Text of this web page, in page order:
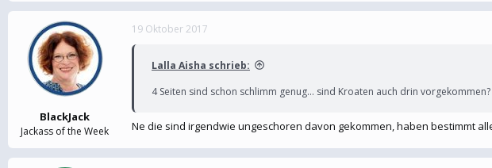
BlackJack
Jackass of the Week
19 Oktober 2017
Lalla Aisha schrieb:
4 Seiten sind schon schlimm genug... sind Kroaten auch drin vorgekommen?
Ne die sind irgendwie ungeschoren davon gekommen, haben bestimmt